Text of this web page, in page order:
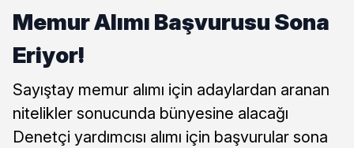
Memur Alımı Başvurusu Sona
Eriyor!
Sayıştay memur alımı için adaylardan aranan
nitelikler sonucunda bünyesine alacağı
Denetçi yardımcısı alımı için başvurular sona